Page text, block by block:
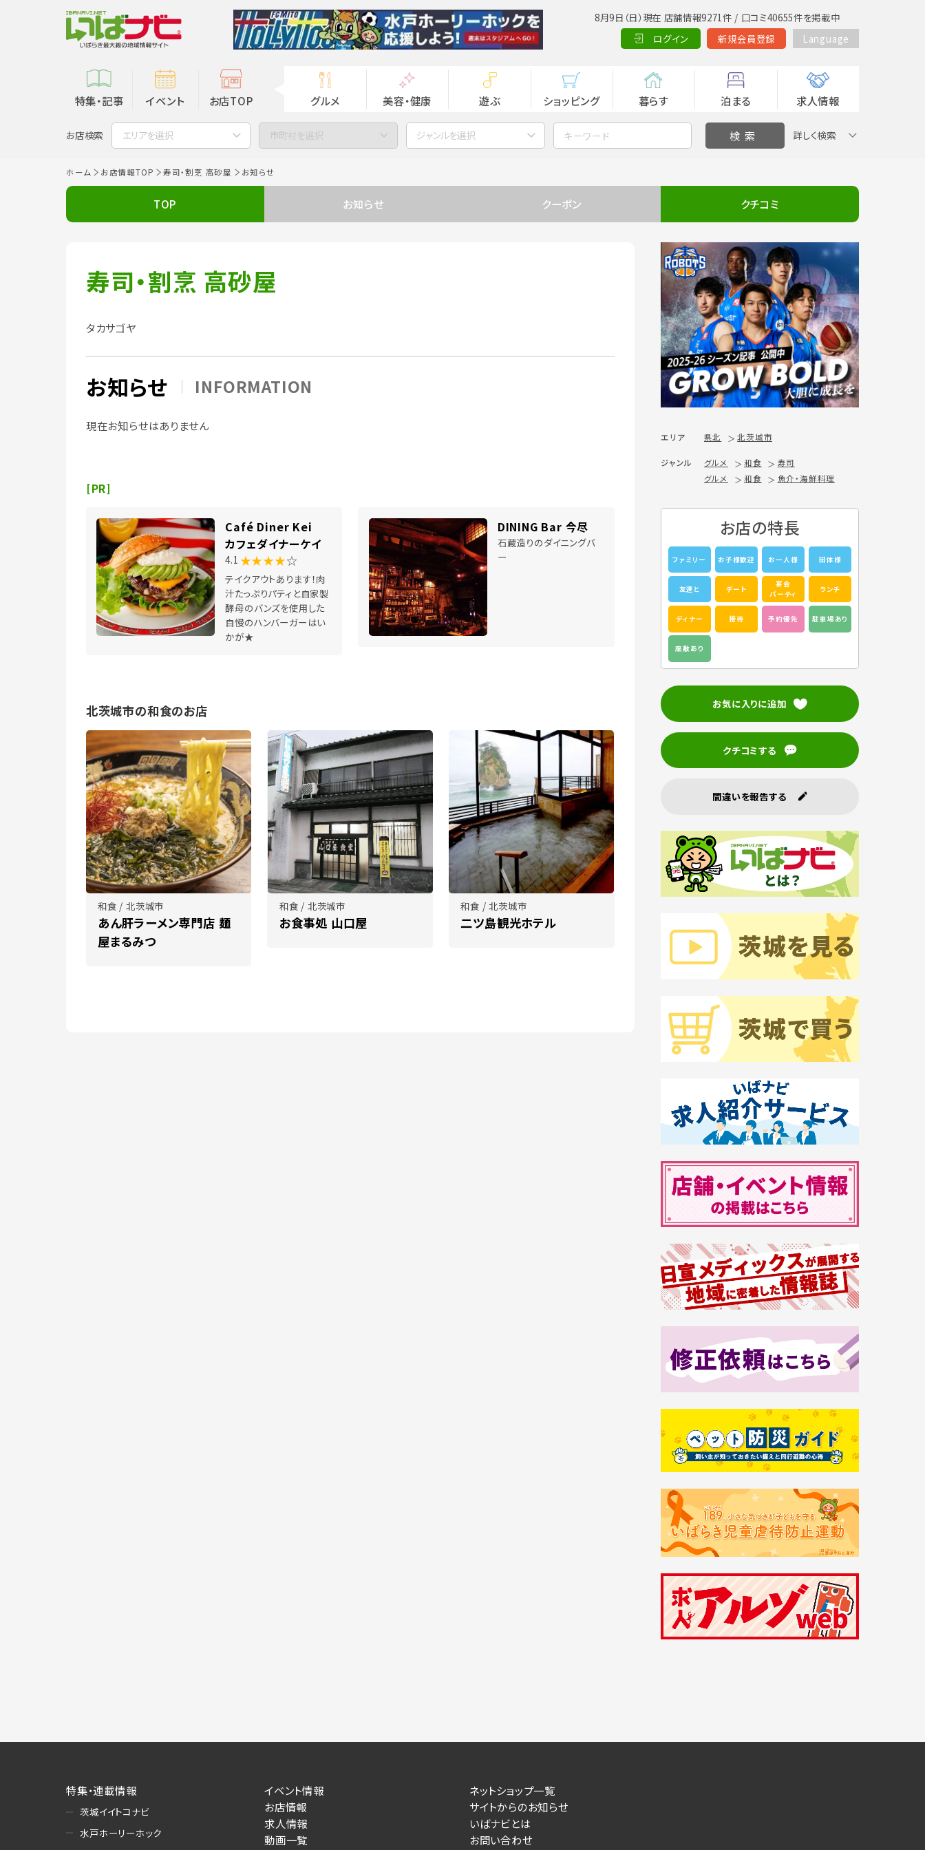
8月9日（日）現在 店舗情報9271件 / 口コミ40655件を掲載中
ログイン
新規会員登録 Language
特集・記事 イベント お店TOP グルメ 美容・健康 遊ぶ ショッピング 暮らす 泊まる 求人情報
お店検索 エリアを選択 市町村を選択 ジャンルを選択 詳しく検索
ホーム お店情報TOP 寿司・割烹 高砂屋 お知らせ
TOP お知らせ クーポン クチコミ
寿司・割烹 高砂屋
タカサゴヤ
お知らせ INFORMATION
現在お知らせはありません
[PR]
Café Diner Kei
カフェダイナーケイ
4.1 ★★★★☆
テイクアウトあります！肉
汁たっぷりパティと自家製
酵母のバンズを使用した
自慢のハンバーガーはい
かが★
DINING Bar 今尽
石蔵造りのダイニングバ
ー
北茨城市の和食のお店
和食 / 北茨城市
あん肝ラーメン専門店 麺
屋まるみつ
和食 / 北茨城市
お食事処 山口屋
和食 / 北茨城市
二ツ島観光ホテル
エリア 県北 北茨城市
ジャンル グルメ 和食
寿司
グルメ
和食 魚介・海鮮料理
お店の特長
ファミリー お子様歓迎 お一人様 団体様
友達と デート
宴会
パーティ
ランチ
ディナー 接待 予約優先 駐車場あり
座敷あり
お気に入りに追加
クチコミする
間違いを報告する
特集・連載情報
茨城イイトコナビ
水戸ホーリーホック
イベント情報
お店情報
求人情報
動画一覧
ネットショップ一覧
サイトからのお知らせ
いばナビとは
お問い合わせ